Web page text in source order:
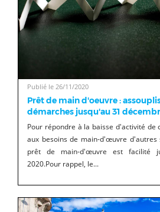
Publié le 26/11/2020
Prêt de main d'oeuvre :
démarches jusqu'au 31
Pour répondre à la baisse d'activité de
aux besoins de main-d'œuvre d'autres
prêt de main-d'œuvre est facilité
2020.Pour rappel, le...